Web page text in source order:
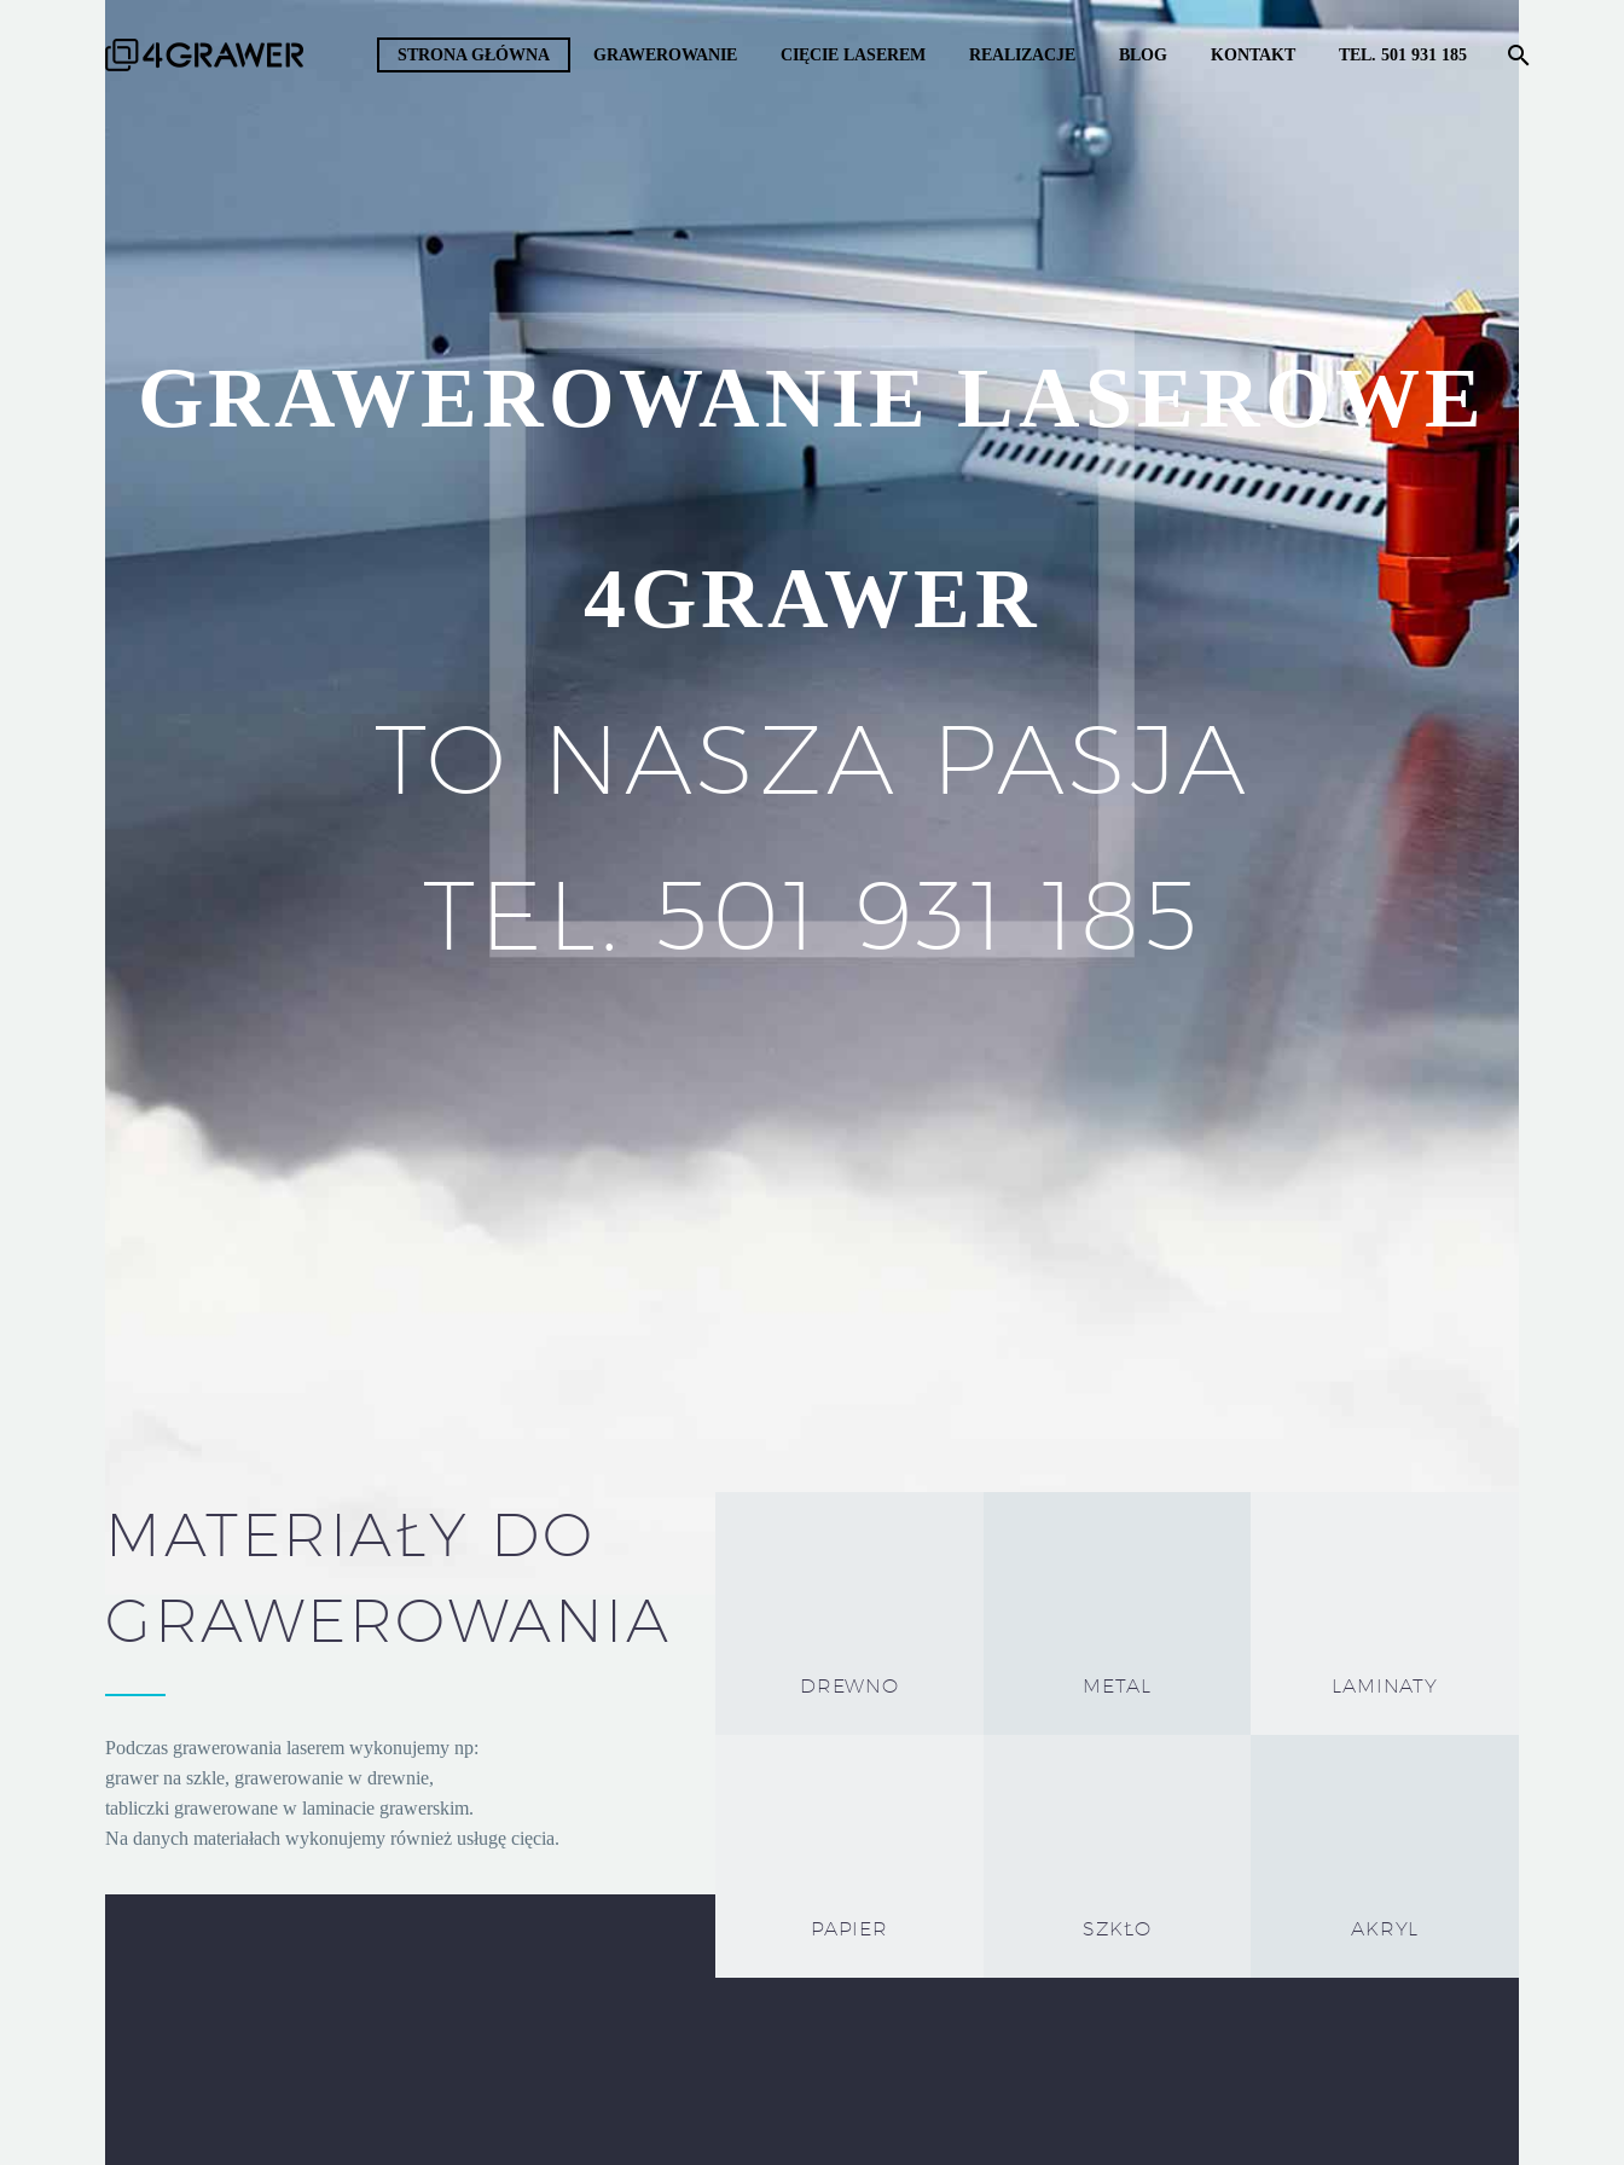
STRONA GŁÓWNA GRAWEROWANIE CIĘCIE LASEREM REALIZACJE BLOG KONTAKT TEL. 501 931 185
GRAWEROWANIE LASEROWE
4GRAWER
TO NASZA PASJA
TEL. 501 931 185
MATERIAŁY DO
GRAWEROWANIA
Podczas grawerowania laserem wykonujemy np:
grawer na szkle, grawerowanie w drewnie,
tabliczki grawerowane w laminacie grawerskim.
Na danych materiałach wykonujemy również usługę cięcia.
DREWNO METAL LAMINATY
PAPIER SZKŁO AKRYL